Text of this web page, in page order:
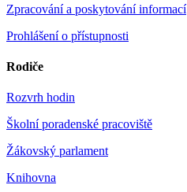
Zpracování a poskytování informací
Prohlášení o přístupnosti
Rodiče
Rozvrh hodin
Školní poradenské pracoviště
Žákovský parlament
Knihovna